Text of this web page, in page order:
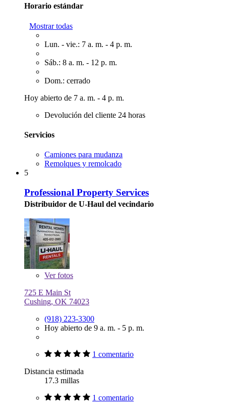
Horario estándar
Mostrar todas
Lun. - vie.: 7 a. m. - 4 p. m.
Sáb.: 8 a. m. - 12 p. m.
Dom.: cerrado
Hoy abierto de 7 a. m. - 4 p. m.
Devolución del cliente 24 horas
Servicios
Camiones para mudanza
Remolques y remolcado
5
Professional Property Services
Distribuidor de U-Haul del vecindario
Verfotos
725 E Main St
Cushing, OK 74023
(918) 223-3300
Hoy abierto de 9 a. m. - 5 p. m.
1 comentario
Distancia estimada
17.3 millas
1 comentario